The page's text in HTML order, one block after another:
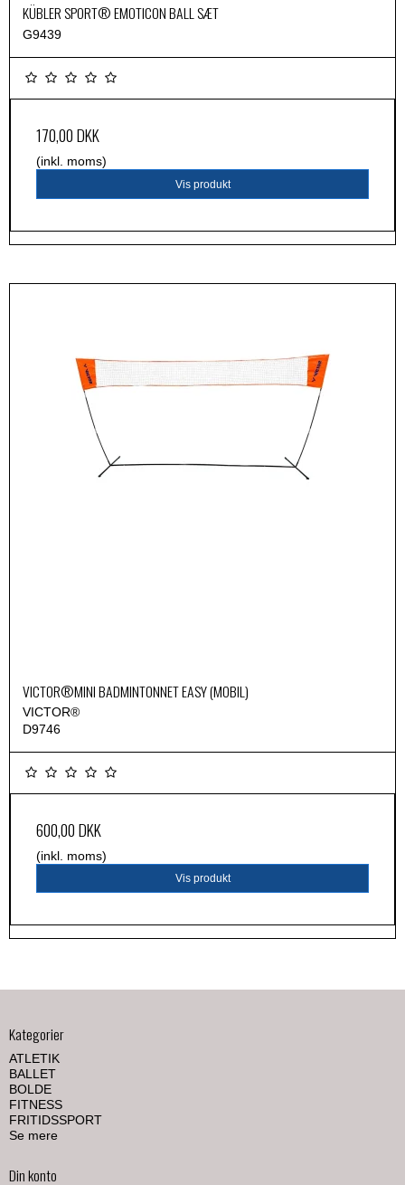
KÜBLER SPORT® EMOTICON BALL SÆT
G9439
170,00 DKK
(inkl. moms)
Vis produkt
VICTOR®MINI BADMINTONNET EASY (MOBIL)
VICTOR®
D9746
600,00 DKK
(inkl. moms)
Vis produkt
Kategorier
ATLETIK
BALLET
BOLDE
FITNESS
FRITIDSSPORT
Se mere
Din konto